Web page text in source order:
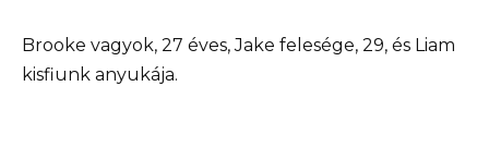
Brooke vagyok, 27 éves, Jake felesége, 29, és Liam
kisfiunk anyukája.